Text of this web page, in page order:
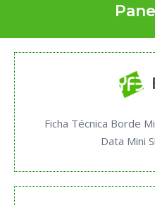
Ficha Técnica Borde
Data Mini